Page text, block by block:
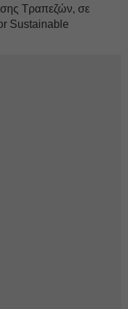
Τραπεζών, σε
Sustainable